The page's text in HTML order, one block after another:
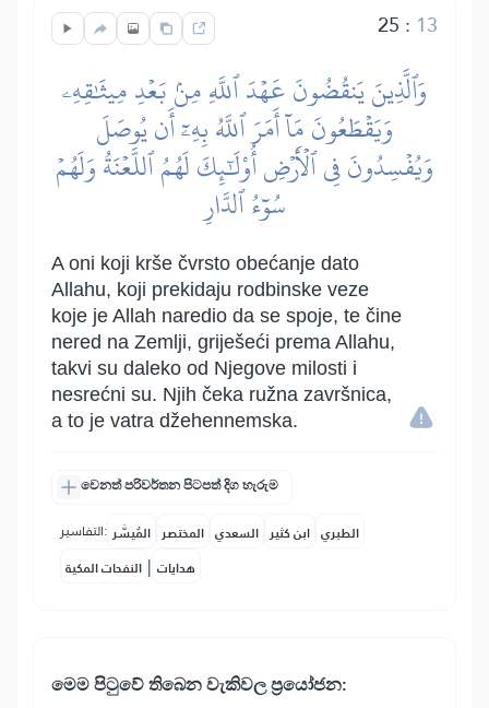
25 : 13
وَٱلَّذِينَ يَنقُضُونَ عَهۡدَ ٱللَّهِ مِنۢ بَعۡدِ مِيثَٰقِهِۦ
وَيَقۡطَعُونَ مَآ أَمَرَ ٱللَّهُ بِهِۦٓ أَن يُوصَلَ
وَيُفۡسِدُونَ فِي ٱلۡأَرۡضِ أُوْلَٰٓئِكَ لَهُمُ ٱللَّعۡنَةُ وَلَهُمۡ
سُوٓءُ ٱلدَّارِ
A oni koji krše čvrsto obećanje dato
Allahu, koji prekidaju rodbinske veze
koje je Allah naredio da se spoje, te čine
nered na Zemlji, griješeći prema Allahu,
takvi su daleko od Njegove milosti i
nesrećni su. Njih čeka ružna završnica,
a to je vatra džehennemska.
වෙනත් පරිවර්තන පිටපත් දිග හැරුම
التفاسير: المُيسَّر المختصر السعدي ابن كثير الطبري
النفحات المكية | هدايات
මෙ⁣ම පිටුවේ තිබෙන වැකිවල ප්‍රයෝජන: